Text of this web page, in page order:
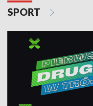
SPORT